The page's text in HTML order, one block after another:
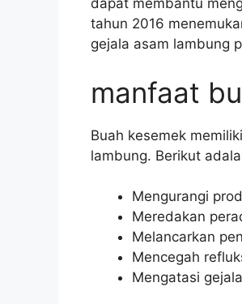
dapat membantu
tahun 2016
gejala asam lambung
manfaat
Buah kesemek
lambung. Berikut
Mengurangi
Meredakan
Melancarkan
Mencegah
Mengatasi